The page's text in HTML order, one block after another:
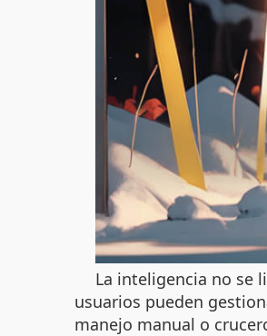
La inteligencia no se
usuarios pueden
manejo manual o